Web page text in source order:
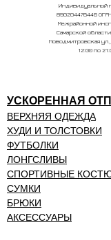
Индивидуальный
890204476446
Межрайонной
Самарской
Новодмитровская
12:00 по
УСКОРЕННАЯ
ВЕРХНЯЯ ОДЕЖДА
ХУДИ И ТОЛСТОВКИ
ФУТБОЛКИ
ЛОНГСЛИВЫ
СПОРТИВНЫЕ
СУМКИ
БРЮКИ
АКСЕССУАРЫ